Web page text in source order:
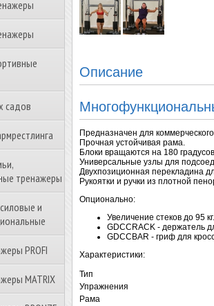
садов
тренажеры
и
PROFI
MATRIX
Описание
Предназначен для
Прочная устойчивая рама.
Блоки вращаются на 180
Универсальные узлы для
Двухпозиционная перекладина
Рукоятки и ручки из плотной
Опционально:
Увеличение стеков до 95 кг.
GDCCRACK - держатель
GDCCBAR - гриф для
Характеристики:
Тип
Упражнения
Рама